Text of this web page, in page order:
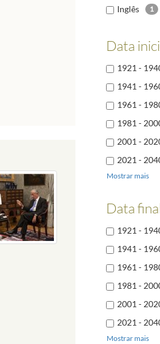
Inglês 1
Data
1921 -
1941 -
1961 -
1981 -
2001 -
2021 -
Mostrar mais
Data
1921 -
1941 -
1961 -
1981 -
2001 -
2021 -
Mostrar mais